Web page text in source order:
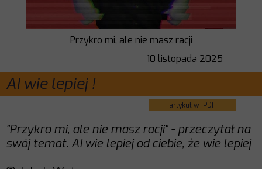
Przykro mi, ale nie masz racji
10 listopada 2025
AI wie lepiej !
artykuł w .PDF
"Przykro mi, ale nie masz racji" - przeczytał na
swój temat. AI wie lepiej od ciebie, że wie lepiej